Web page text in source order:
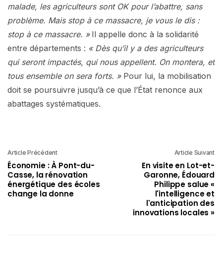
malade, les agriculteurs sont OK pour l’abattre, sans
problème. Mais stop à ce massacre, je vous le dis :
stop à ce massacre. » Il appelle donc à la solidarité
entre départements : « Dès qu’il y a des agriculteurs
qui seront impactés, qui nous appellent. On montera, et
tous ensemble on sera forts. »Pour lui, la mobilisation
doit se poursuivre jusqu’à ce que l’État renonce aux
abattages systématiques.
Article Précédent
Économie : À Pont-du-
Casse, la rénovation
énergétique des écoles
change la donne
Article Suivant
En visite en Lot-et-
Garonne, Édouard
Philippe salue «
l'intelligence et
l'anticipation des
innovations locales »